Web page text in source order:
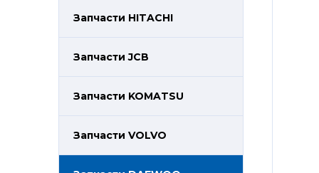
Запчасти HITACHI
Запчасти JCB
Запчасти KOMATSU
Запчасти VOLVO